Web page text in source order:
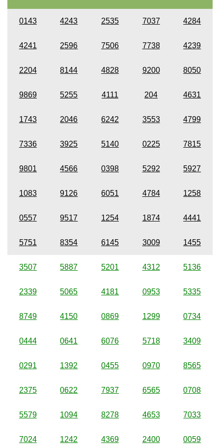
0143 4243 2535 7037 4284
4241 2596 7506 7738 4239
2204 8144 4828 9200 8050
9869 5255 4111 204 4631
1743 2046 6242 3553 4799
7336 3925 5140 0225 7815
9801 4566 0398 5292 5927
1083 9126 6051 4784 1258
0557 9517 1254 1874 4441
5751 8354 6145 3009 1455
3507 5887 5201 4312 5136
2339 5065 4181 0953 5335
8749 4150 0869 1299 0734
0444 0641 6076 5718 3409
0291 1392 0455 0970 8565
2375 0622 7937 6565 0708
5579 1094 8278 4653 7033
7024 1242 4369 2400 0059